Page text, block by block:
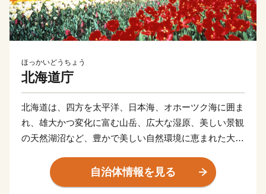
ほっかいどうちょう
北海道庁
北海道は、四方を太平洋、日本海、オホーツク海に囲ま
れ、雄大かつ変化に富む山岳、広大な湿原、美しい景観
の天然湖沼など、豊かで美しい自然環境に恵まれた大地
温帯気候の北限であると同時に、亜寒帯気候の南限に位
置し、年間の平均気温は６～10℃程度、平均降水量は
自治体情報を見る